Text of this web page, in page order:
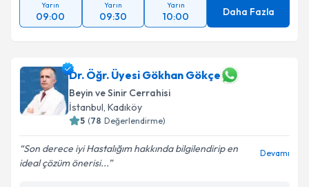
Yarın
09:00
Yarın
09:30
Yarın
10:00 Daha Fazla
Dr. Öğr. Üyesi Gökhan Gökçe
Beyin ve Sinir Cerrahisi
İstanbul, Kadıköy
5 (78 Değerlendirme)
Son derece iyi Hastalığım hakkında bilgilendirip en
ideal çözüm önerisi...
Devamı